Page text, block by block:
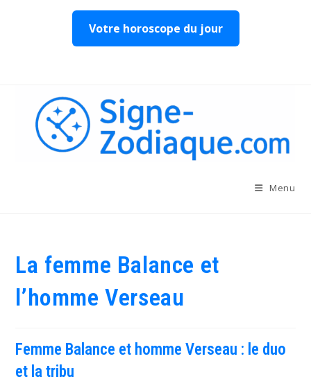
Votre horoscope du jour
Menu
La femme Balance et
l’homme Verseau
Femme Balance et homme Verseau : le duo
et la tribu